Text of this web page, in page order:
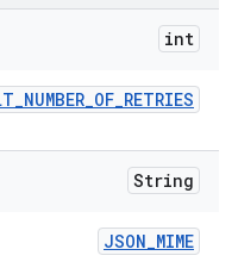
int
_NUMBER_OF_RETRIES
String
JSON_MIME